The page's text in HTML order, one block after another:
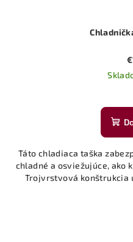
Táto chladiaca taška
chladné a osviežujúce, ako
Trojvrstvová konštrukcia